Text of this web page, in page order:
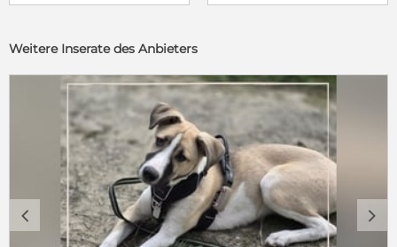
Weitere Inserate des Anbieters
c d